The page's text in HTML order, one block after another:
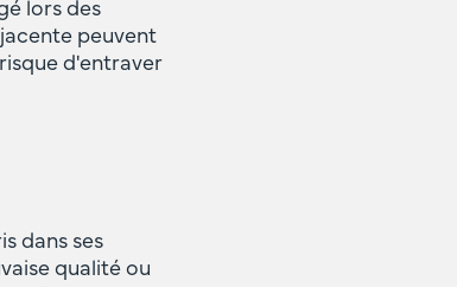
lors des
peuvent
d'entraver
dans ses
qualité ou